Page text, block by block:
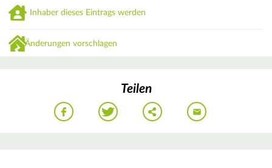
Inhaber dieses Eintrags werden
Änderungen vorschlagen
Teilen